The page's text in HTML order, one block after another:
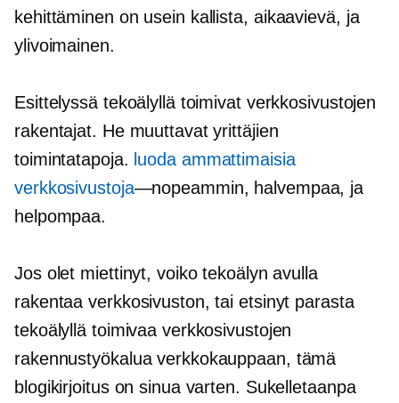
kehittäminen on usein kallista, aikaavievä, ja
ylivoimainen.
Esittelyssä tekoälyllä toimivat verkkosivustojen
rakentajat. He muuttavat yrittäjien
toimintatapoja. luoda ammattimaisia ​​
verkkosivustoja—nopeammin, halvempaa, ja
helpompaa.
Jos olet miettinyt, voiko tekoälyn avulla
rakentaa verkkosivuston, tai etsinyt parasta
tekoälyllä toimivaa verkkosivustojen
rakennustyökalua verkkokauppaan, tämä
blogikirjoitus on sinua varten. Sukelletaanpa